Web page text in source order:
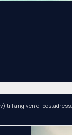
till angiven e-postadress.